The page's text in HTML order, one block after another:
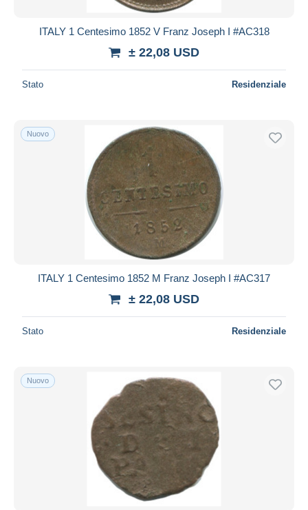
ITALY 1 Centesimo 1852 V Franz Joseph I #AC318
± 22,08 USD
Stato Residenziale
Nuovo
ITALY 1 Centesimo 1852 M Franz Joseph I #AC317
± 22,08 USD
Stato Residenziale
Nuovo